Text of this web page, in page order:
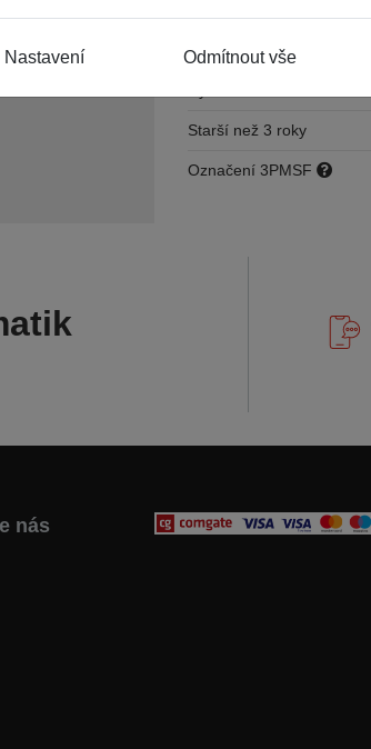
Index nosnosti
Starší než 3 roky
Označení 3PMSF
Nastavení Odmítnout vše
nás